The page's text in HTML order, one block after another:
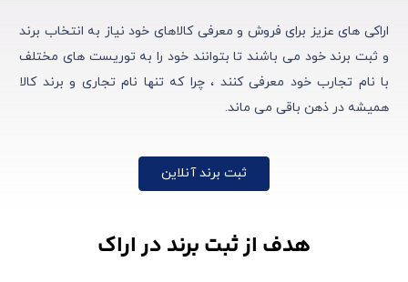
اراکی های عزیز برای فروش و معرفی کالاهای خود نیاز به انتخاب برند
و ثبت برند خود می باشند تا بتوانند خود را به توریست های مختلف
با نام تجارب خود معرفی کنند ، چرا که تنها نام تجاری و برند کالا
همیشه در ذهن باقی می ماند.
ثبت برند آنلاین
هدف از ثبت برند در اراک